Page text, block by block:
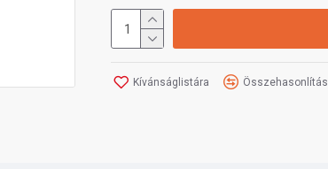
Kívánságlistára Összehasonlítás